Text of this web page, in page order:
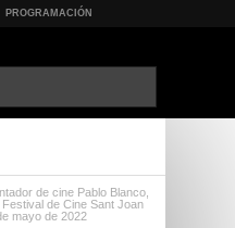
PROGRAMACIÓN
de cine Pablo Blanco,
de Cine Sant Joan
mayo de 2022